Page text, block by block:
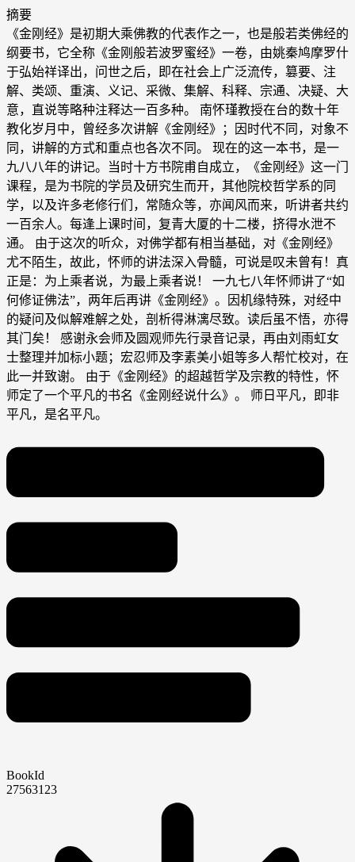
摘要
《金刚经》是初期大乘佛教的代表作之一，也是般若类佛经的
纲要书，它全称《金刚般若波罗蜜经》一卷，由姚秦鸠摩罗什
于弘始祥译出，问世之后，即在社会上广泛流传，篡要、注
解、类颂、重演、义记、采微、集解、科释、宗通、决疑、大
意，直说等略种注释达一百多种。 南怀瑾教授在台的数十年
教化岁月中，曾经多次讲解《金刚经》；因时代不同，对象不
同，讲解的方式和重点也各次不同。 现在的这一本书，是一
九八八年的讲记。当时十方书院甫自成立，《金刚经》这一门
课程，是为书院的学员及研究生而开，其他院校哲学系的同
学，以及许多老修行们，常随众等，亦闻风而来，听讲者共约
一百余人。每逢上课时间，复青大厦的十二楼，挤得水泄不
通。 由于这次的听众，对佛学都有相当基础，对《金刚经》
尤不陌生，故此，怀师的讲法深入骨髓，可说是叹未曾有！真
正是：为上乘者说，为最上乘者说！ 一九七八年怀师讲了“如
何修证佛法”，两年后再讲《金刚经》。因机缘特殊，对经中
的疑问及似解难解之处，剖析得淋漓尽致。读后虽不悟，亦得
其门矣！ 感谢永会师及圆观师先行录音记录，再由刘雨虹女
士整理并加标小题；宏忍师及李素美小姐等多人帮忙校对，在
此一并致谢。 由于《金刚经》的超越哲学及宗教的特性，怀
师定了一个平凡的书名《金刚经说什么》。 师日平凡，即非
平凡，是名平凡。
BookId
27563123